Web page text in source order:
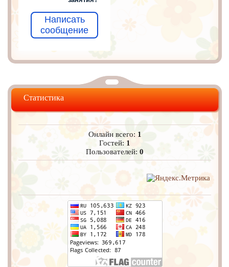
Написать
сообщение
Статистика
Онлайн всего: 1
Гостей: 1
Пользователей:0